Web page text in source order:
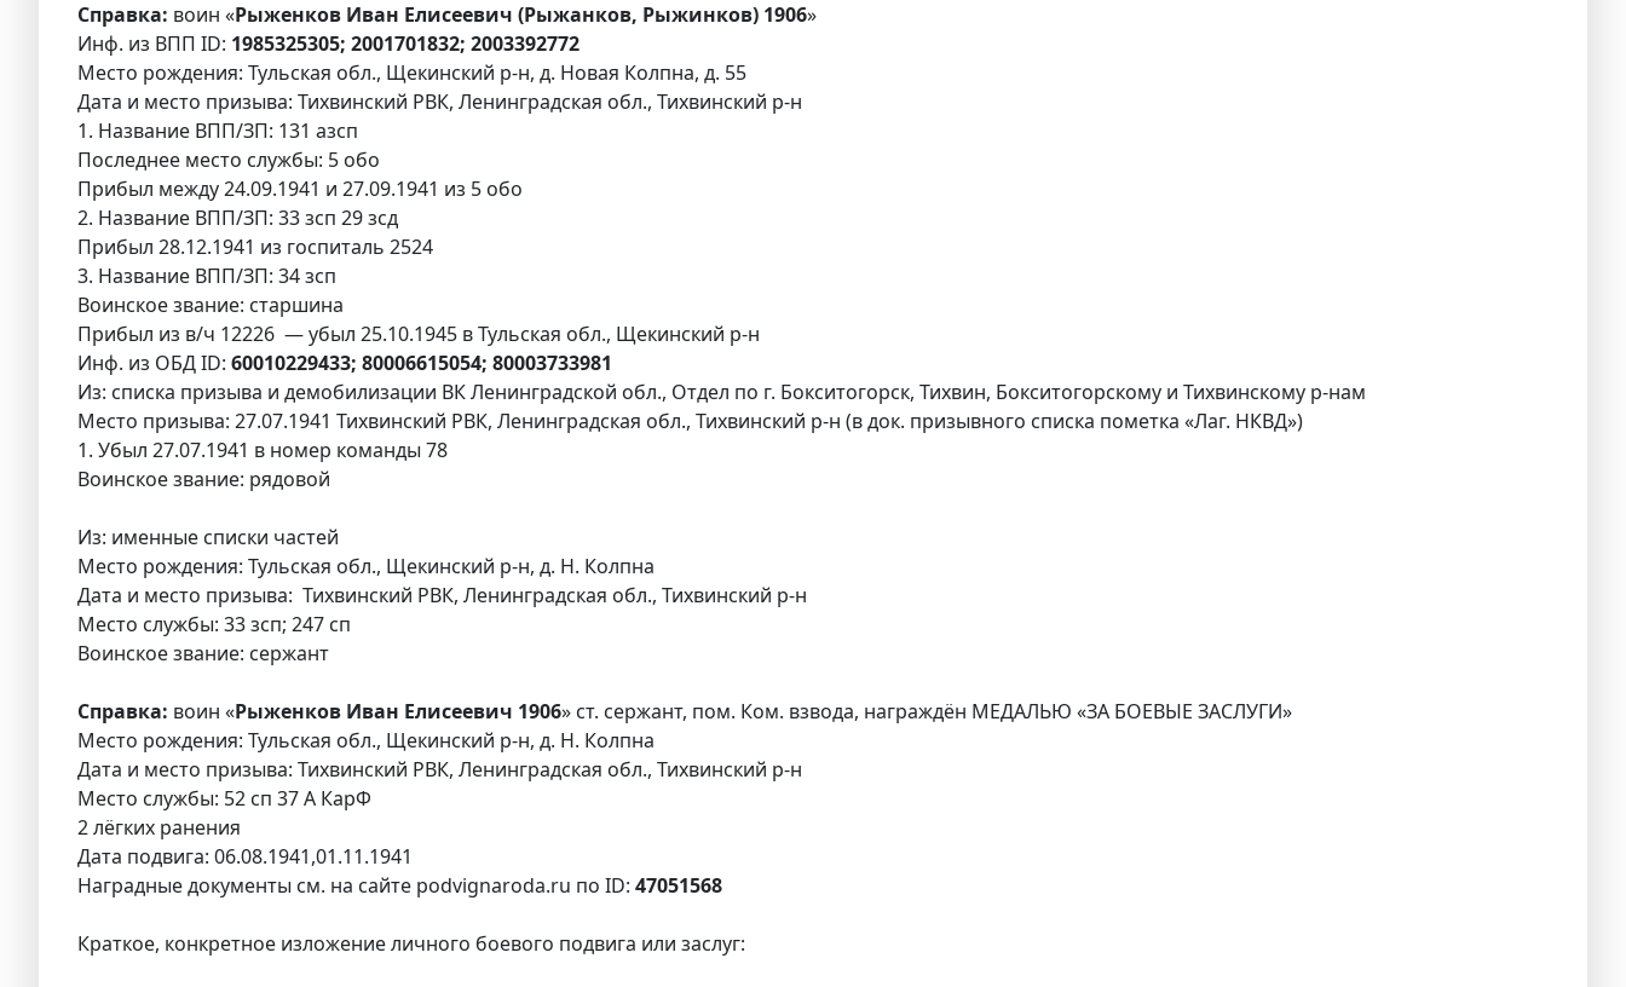
Справка: воин «Рыженков Иван Елисеевич (Рыжанков, Рыжинков) 1906»
Инф. из ВПП ID: 1985325305; 2001701832; 2003392772
Место рождения: Тульская обл., Щекинский р-н, д. Новая Колпна, д. 55
Дата и место призыва: Тихвинский РВК, Ленинградская обл., Тихвинский р-н
1. Название ВПП/ЗП: 131 азсп
Последнее место службы: 5 обо
Прибыл между 24.09.1941 и 27.09.1941 из 5 обо
2. Название ВПП/ЗП: 33 зсп 29 зсд
Прибыл 28.12.1941 из госпиталь 2524
3. Название ВПП/ЗП: 34 зсп
Воинское звание: старшина
Прибыл из в/ч 12226 — убыл 25.10.1945 в Тульская обл., Щекинский р-н
Инф. из ОБД ID: 60010229433; 80006615054; 80003733981
Из: списка призыва и демобилизации ВК Ленинградской обл., Отдел по г. Бокситогорск, Тихвин, Бокситогорскому и Тихвинскому р-нам
Место призыва: 27.07.1941 Тихвинский РВК, Ленинградская обл., Тихвинский р-н (в док. призывного списка пометка «Лаг. НКВД»)
1. Убыл 27.07.1941 в номер команды 78
Воинское звание: рядовой
Из: именные списки частей
Место рождения: Тульская обл., Щекинский р-н, д. Н. Колпна
Дата и место призыва: Тихвинский РВК, Ленинградская обл., Тихвинский р-н
Место службы: 33 зсп; 247 сп
Воинское звание: сержант
Справка: воин «Рыженков Иван Елисеевич 1906» ст. сержант, пом. Ком. взвода, награждён МЕДАЛЬЮ «ЗА БОЕВЫЕ ЗАСЛУГИ»
Место рождения: Тульская обл., Щекинский р-н, д. Н. Колпна
Дата и место призыва: Тихвинский РВК, Ленинградская обл., Тихвинский р-н
Место службы: 52 сп 37 А КарФ
2 лёгких ранения
Дата подвига: 06.08.1941,01.11.1941
Наградные документы см. на сайте podvignaroda.ru по ID: 47051568
Краткое, конкретное изложение личного боевого подвига или заслуг: